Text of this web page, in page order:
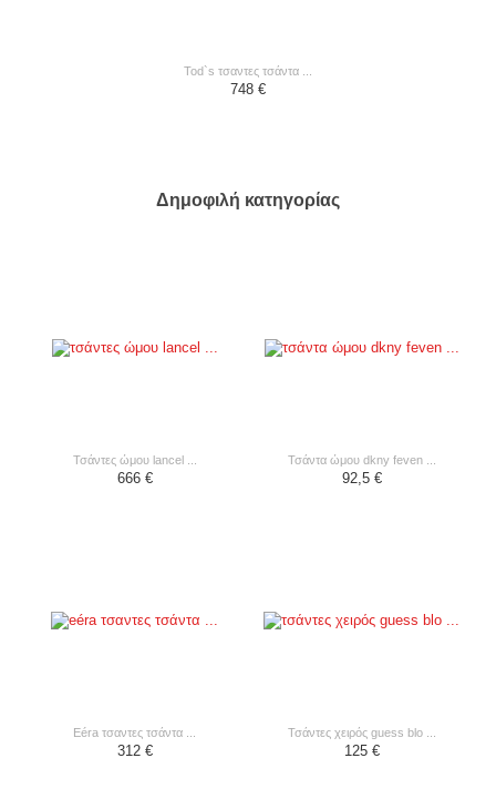
tod`s τσαντες τσάντα ...
748 €
Δημοφιλή κατηγορίας
τσάντες ώμου lancel ...
666 €
τσάντα ώμου dkny feven ...
92,5 €
eéra τσαντες τσάντα ...
312 €
τσάντες χειρός guess blo ...
125 €